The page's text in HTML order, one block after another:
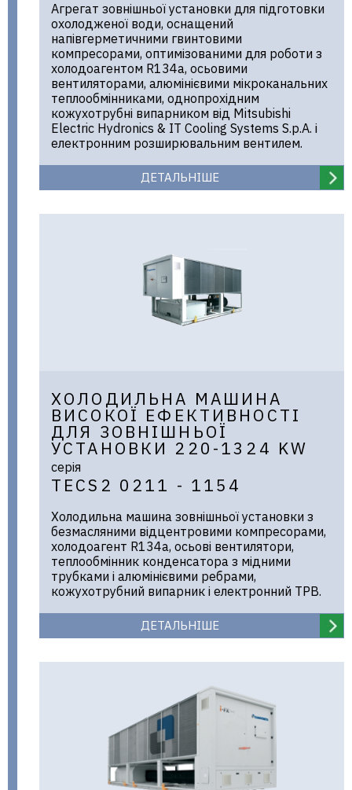
Агрегат зовнішньої установки для підготовки
охолодженої води, оснащений
напівгерметичними гвинтовими
компресорами, оптимізованими для роботи з
холодоагентом R134a, осьовими
вентиляторами, алюмінієвими мікроканальних
теплообмінниками, однопрохідним
кожухотрубні випарником від Mitsubishi
Electric Hydronics & IT Cooling Systems S.p.A. і
електронним розширювальним вентилем.
ДЕТАЛЬНІШЕ
ХОЛОДИЛЬНА МАШИНА
ВИСОКОЇ ЕФЕКТИВНОСТІ
ДЛЯ ЗОВНІШНЬОЇ
УСТАНОВКИ 220-1324 KW
серія
TECS2 0211 - 1154
Холодильна машина зовнішньої установки з
безмасляними відцентровими компресорами,
холодоагент R134a, осьові вентилятори,
теплообмінник конденсатора з мідними
трубками і алюмінієвими ребрами,
кожухотрубний випарник і електронний ТРВ.
ДЕТАЛЬНІШЕ